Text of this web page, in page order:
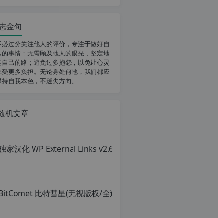
金句
必过分关注他人的评价，专注于做好自
的事情；无需顾及他人的眼光，坚定地
自己的路；避免过多抱怨，以免让心灵
受更多负担。无论身处何地，我们都应
持自我本色，不迷失方向。
机文章